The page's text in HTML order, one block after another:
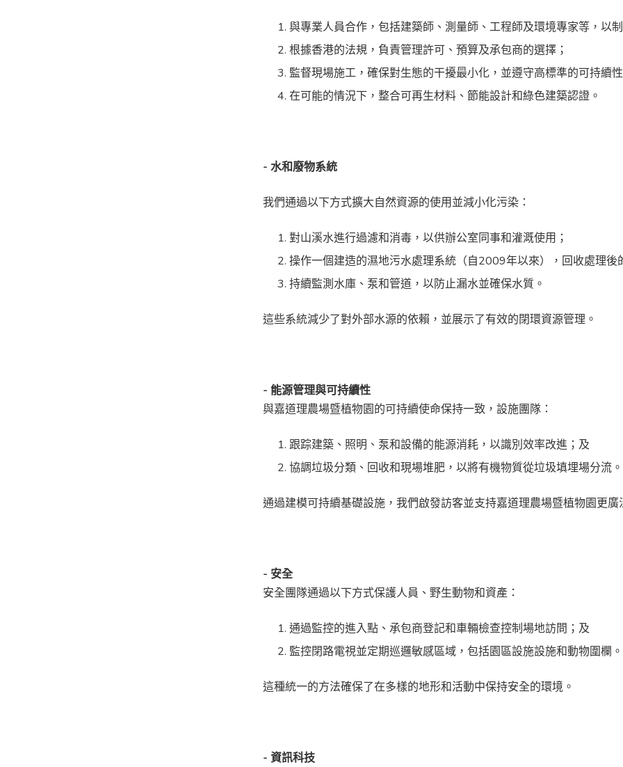
與專業人員合作，包括建築師、測量師、工程師及環境專家等，以
根據香港的法規，負責管理許可、預算及承包商的選擇；
監督現場施工，確保對生態的干擾最小化，並遵守高標準的可持續
在可能的情況下，整合可再生材料、節能設計和綠色建築認證。
- 水和廢物系統
我們通過以下方式擴大自然資源的使用並減小化污染：
對山溪水進行過濾和消毒，以供辦公室同事和灌溉使用；
操作一個建造的濕地污水處理系統（自2009年以來），回收處理後
持續監測水庫、泵和管道，以防止漏水並確保水質。
這些系統減少了對外部水源的依賴，並展示了有效的閉環資源管理。
- 能源管理與可持續性
與嘉道理農場暨植物園的可持續使命保持一致，設施團隊：
跟踪建築、照明、泵和設備的能源消耗，以識別效率改進；及
協調垃圾分類、回收和現場堆肥，以將有機物質從垃圾填埋場分流。
通過建模可持續基礎設施，我們啟發訪客並支持嘉道理農場暨植物園更廣
- 安全
安全團隊通過以下方式保護人員、野生動物和資產：
通過監控的進入點、承包商登記和車輛檢查控制場地訪問；及
監控閉路電視並定期巡邏敏感區域，包括園區設施設施和動物圍欄。
這種統一的方法確保了在多樣的地形和活動中保持安全的環境。
- 資訊科技